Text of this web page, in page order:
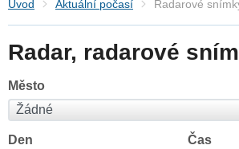
Úvod Aktuální počasí Radarové
Radar, radarové
Město
Den Čas